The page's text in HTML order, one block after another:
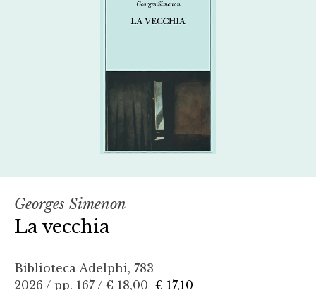
Georges Simenon
La vecchia
Biblioteca Adelphi, 783
2026 / pp. 167 / € 18,00 € 17,10